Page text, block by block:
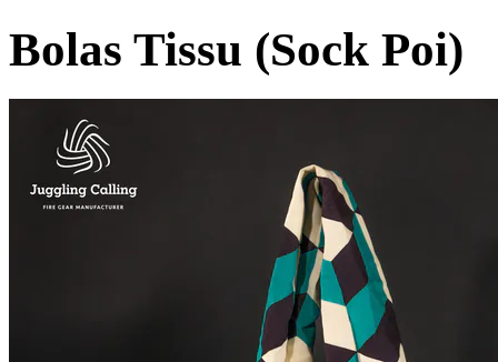
Bolas Tissu (Sock Poi)